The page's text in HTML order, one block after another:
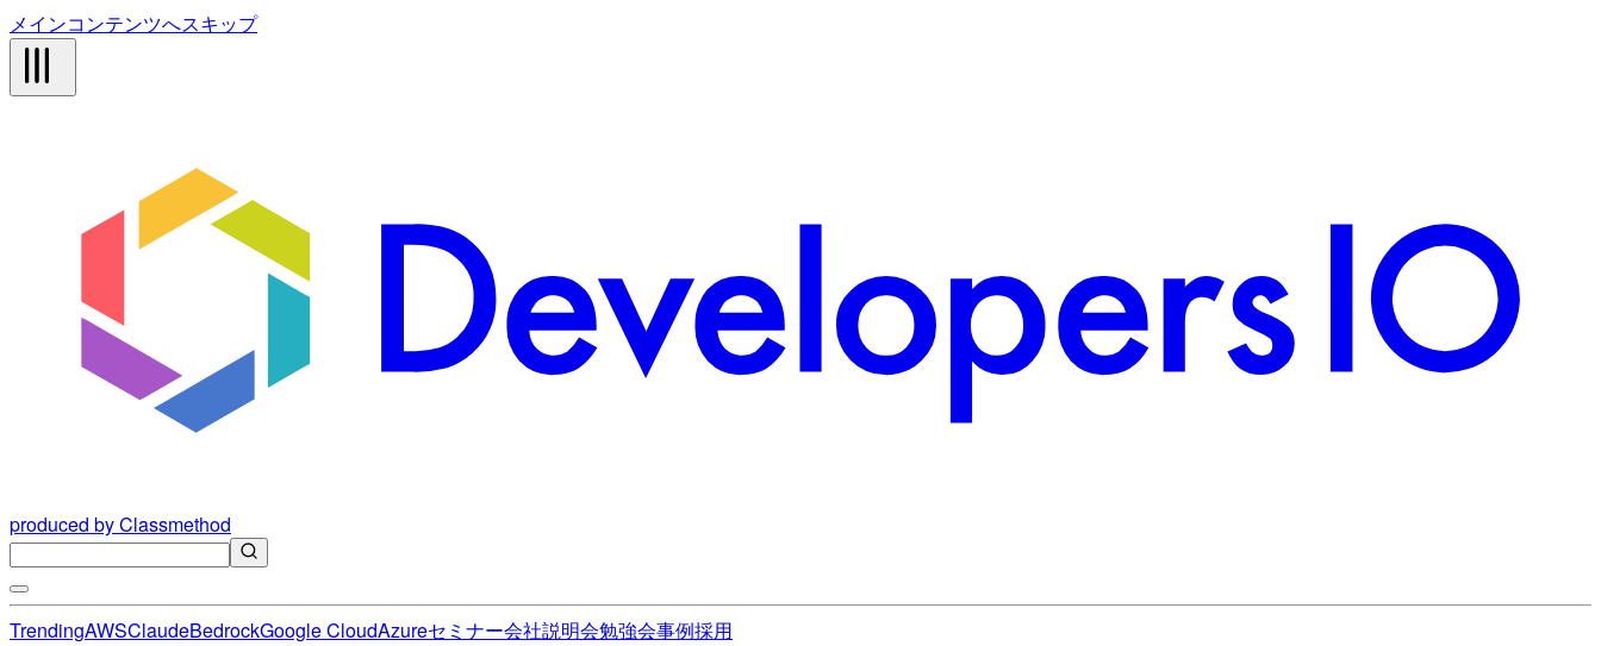
メインコンテンツへスキップ
produced by Classmethod
TrendingAWSClaudeBedrockGoogle CloudAzureセミナー会社説明会勉強会事例採用